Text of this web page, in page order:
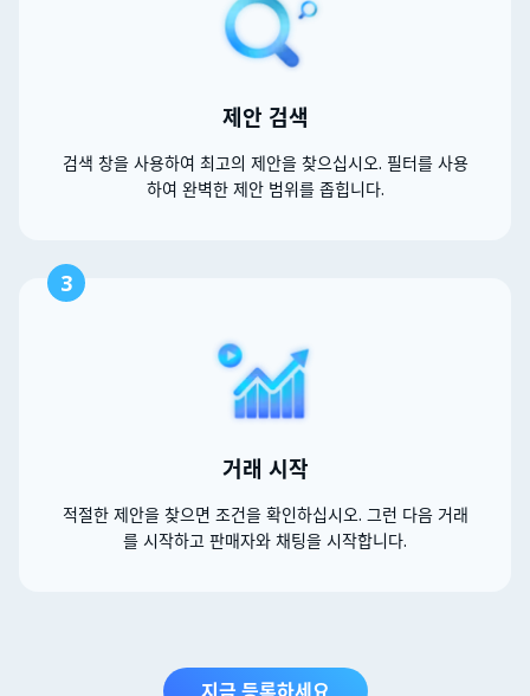
제안 검색
검색 창을 사용하여 최고의 제안을 찾으십시오. 필터를 사용
하여 완벽한 제안 범위를 좁힙니다.
3
거래 시작
적절한 제안을 찾으면 조건을 확인하십시오. 그런 다음 거래
를 시작하고 판매자와 채팅을 시작합니다.